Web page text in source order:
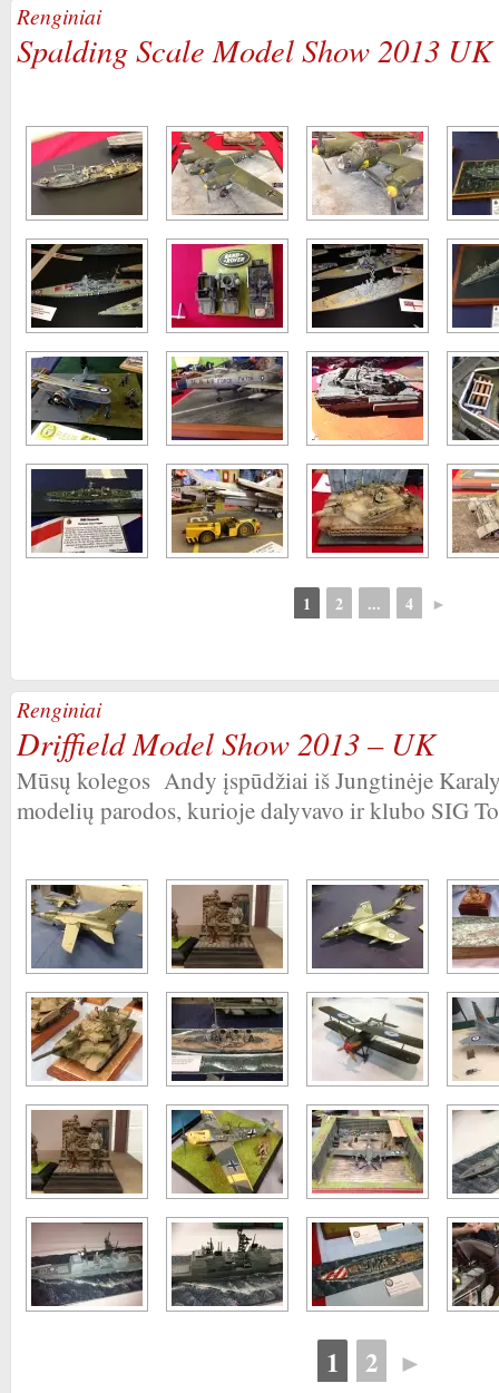
Renginiai
Spalding Scale Model Show 2013 UK
1 2 ... 4 ►
Renginiai
Driffield Model Show 2013 – UK
Mūsų kolegos Andy įspūdžiai iš Jungtinėje
modelių parodos, kurioje dalyvavo ir klubo SIG
1 2 ►